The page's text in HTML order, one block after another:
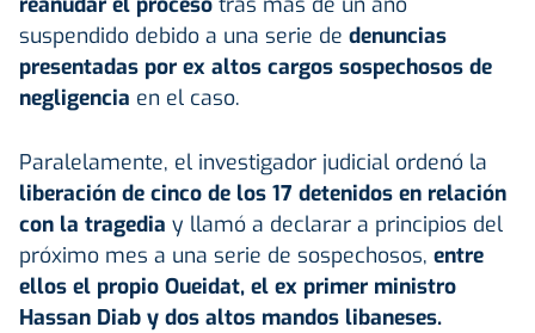
suspendido debido a una serie de denuncias
presentadas por ex altos cargos sospechosos de
negligencia en el caso.
Paralelamente, el investigador judicial ordenó la
liberación de cinco de los 17 detenidos en relación
con la tragedia y llamó a declarar a principios del
próximo mes a una serie de sospechosos, entre
ellos el propio Oueidat, el ex primer ministro
Hassan Diab y dos altos mandos libaneses.